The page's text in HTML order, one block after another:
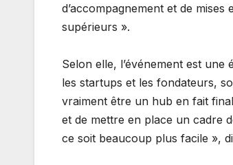
d’accompagnement et de
supérieurs ».
​Selon elle, l’événement est
les startups et les fondateurs,
vraiment être un hub en fait
et de mettre en place un cadre
ce soit beaucoup plus facile »,